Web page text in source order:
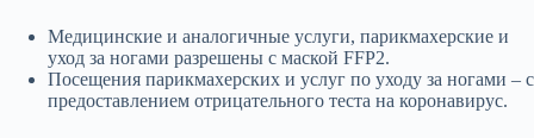
Медицинские и аналогичные услуги, парикмахерские и
уход за ногами разрешены с маской FFP2.
Посещения парикмахерских и услуг по уходу за ногами – с
предоставлением отрицательного теста на коронавирус.